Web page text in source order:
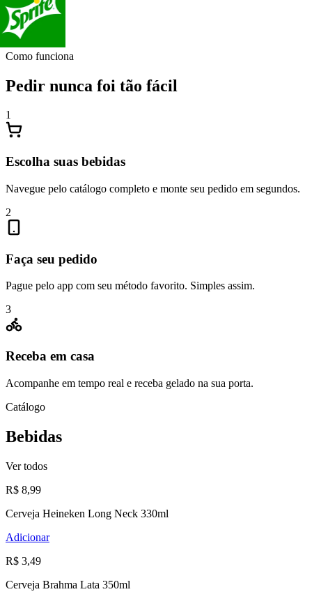
Como funciona
Pedir nunca foi tão fácil
1
Escolha suas bebidas
Navegue pelo catálogo completo e monte seu pedido em segundos.
2
Faça seu pedido
Pague pelo app com seu método favorito. Simples assim.
3
Receba em casa
Acompanhe em tempo real e receba gelado na sua porta.
Catálogo
Bebidas
Ver todos
R$ 8,99
Cerveja Heineken Long Neck 330ml
Adicionar
R$ 3,49
Cerveja Brahma Lata 350ml